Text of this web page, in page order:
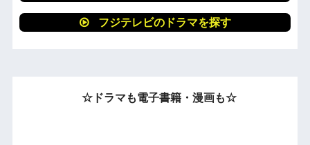
フジテレビのドラマを探す
☆ドラマも電子書籍・漫画も☆